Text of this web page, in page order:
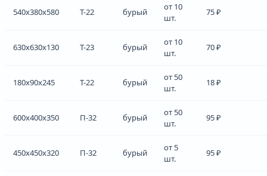
540x380x580 Т-22 бурый
от 10
шт.
75 ₽
630x630x130 Т-23 бурый
от 10
шт.
70 ₽
180x90x245 Т-22 бурый
от 50
шт.
18 ₽
600x400x350 П-32 бурый
от 50
шт.
95 ₽
450x450x320 П-32 бурый
от 5
шт.
95 ₽